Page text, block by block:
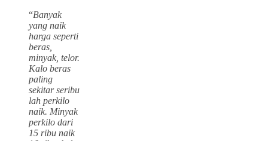
“Banyak
yang naik
harga seperti
beras,
minyak, telor.
Kalo beras
paling
sekitar seribu
lah perkilo
naik. Minyak
perkilo dari
15 ribu naik